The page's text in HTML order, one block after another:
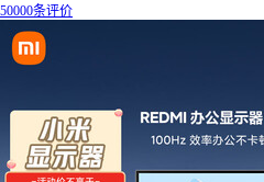
50000条评价